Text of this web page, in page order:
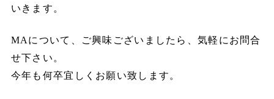
いきます。
MAについて、ご興味ございましたら、気軽にお問合
せ下さい。
今年も何卒宜しくお願い致します。